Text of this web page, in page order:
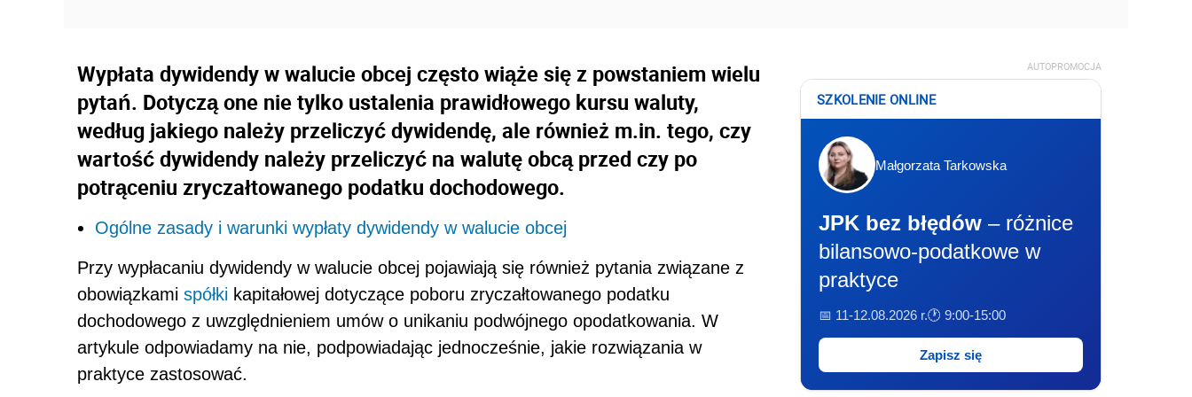
Wypłata dywidendy w walucie obcej często wiąże się z powstaniem wielu
pytań. Dotyczą one nie tylko ustalenia prawidłowego kursu waluty,
według jakiego należy przeliczyć dywidendę, ale również m.in. tego, czy
wartość dywidendy należy przeliczyć na walutę obcą przed czy po
potrąceniu zryczałtowanego podatku dochodowego.
Ogólne zasady i warunki wypłaty dywidendy w walucie obcej
Przy wypłacaniu dywidendy w walucie obcej pojawiają się również pytania związane z
obowiązkami spółki kapitałowej dotyczące poboru zryczałtowanego podatku
dochodowego z uwzględnieniem umów o unikaniu podwójnego opodatkowania. W
artykule odpowiadamy na nie, podpowiadając jednocześnie, jakie rozwiązania w
praktyce zastosować.
AUTOPROMOCJA
SZKOLENIE ONLINE
Małgorzata Tarkowska
JPK bez błędów – różnice
bilansowo-podatkowe w
praktyce
📅 11-12.08.2026 r.🕐 9:00-15:00
Zapisz się